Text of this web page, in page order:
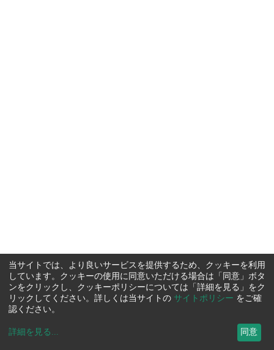
当サイトでは、より良いサービスを提供するため、クッキーを利用
しています。クッキーの使用に同意いただける場合は「同意」ボタ
ンをクリックし、クッキーポリシーについては「詳細を見る」をク
リックしてください。詳しくは当サイトの サイトポリシー をご確
認ください。
詳細を見る ... 同意